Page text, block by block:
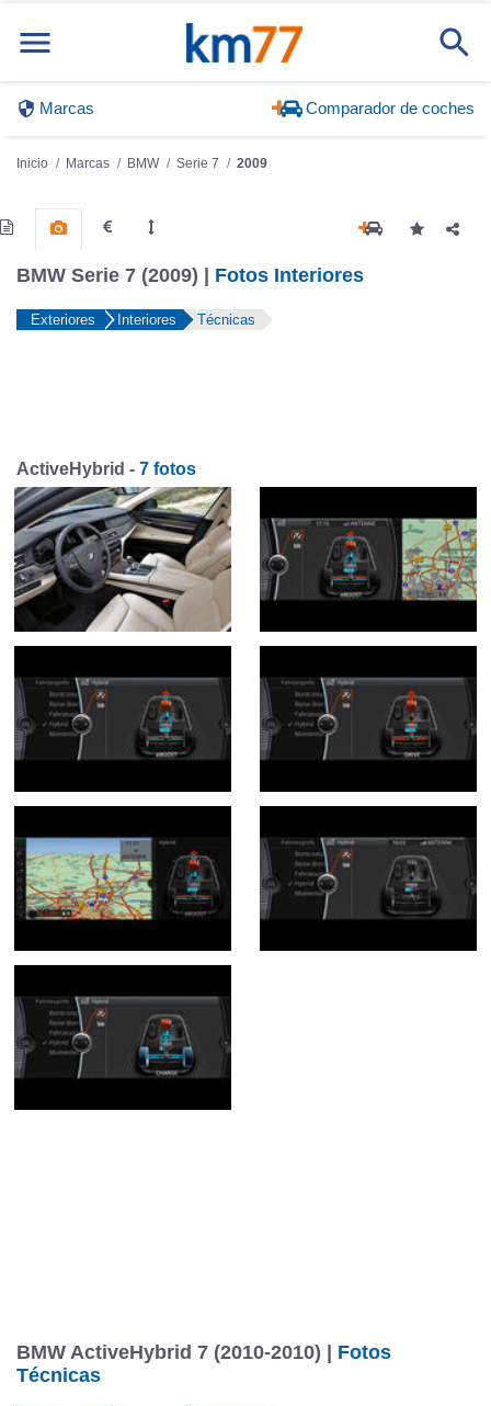
Marcas Comparador de coches
Inicio Marcas BMW Serie 7 2009
BMW Serie 7 (2009) | Fotos Interiores
Exteriores Interiores Técnicas
ActiveHybrid - 7 fotos
BMW ActiveHybrid 7 (2010-2010) | Fotos
Técnicas